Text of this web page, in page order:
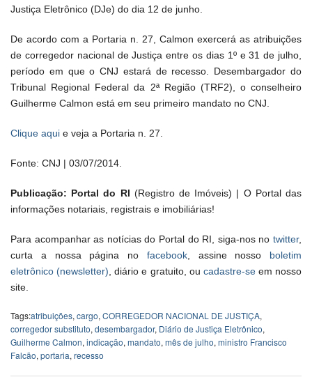
Justiça Eletrônico (DJe) do dia 12 de junho.
De acordo com a Portaria n. 27, Calmon exercerá as atribuições
de corregedor nacional de Justiça entre os dias 1º e 31 de julho,
período em que o CNJ estará de recesso. Desembargador do
Tribunal Regional Federal da 2ª Região (TRF2), o conselheiro
Guilherme Calmon está em seu primeiro mandato no CNJ.
Clique aqui e veja a Portaria n. 27.
Fonte: CNJ | 03/07/2014.
Publicação: Portal do RI (Registro de Imóveis) | O Portal das
informações notariais, registrais e imobiliárias!
Para acompanhar as notícias do Portal do RI, siga-nos no twitter,
curta a nossa página no facebook, assine nosso boletim
eletrônico (newsletter) , diário e gratuito, ou cadastre-seem nosso
site.
Tags:atribuições, cargo, CORREGEDOR NACIONAL DE JUSTIÇA,
corregedor substituto, desembargador, Diário de Justiça Eletrônico,
Guilherme Calmon, indicação, mandato, mês de julho, ministro Francisco
Falcão, portaria, recesso